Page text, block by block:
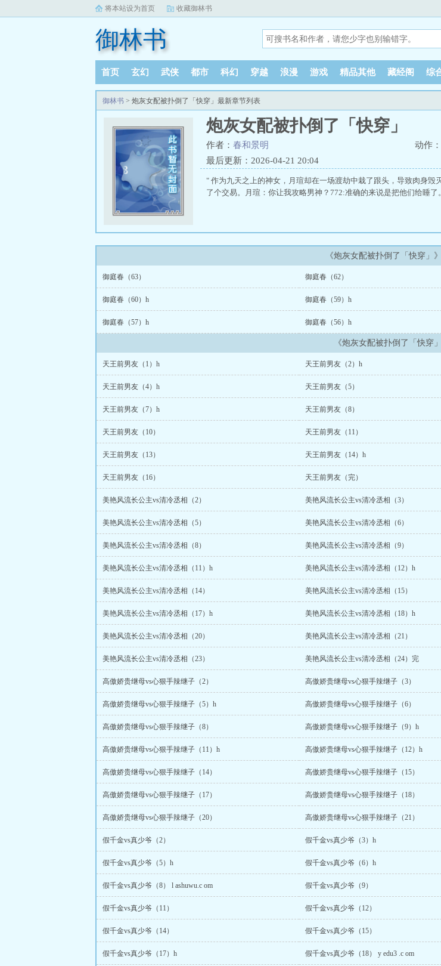
将本站设为首页 收藏御林书
御林书
首页 玄幻 武侠 都市 科幻 穿越 浪漫 游戏 精品其他 藏经阁 综
御林书 > 炮灰女配被扑倒了「快穿」最新章节列表
炮灰女配被扑倒了「快穿」
作者： 春和景明 动作：
最后更新：2026-04-21 20:04
" 作为九天之上的神女，月瑄却在一场渡劫中栽了跟头，导致肉身
了个交易。月瑄：你让我攻略男神？772:准确的来说是把他们给睡了
《炮灰女配被扑倒了「快穿」
御庭春（63） 御庭春（62）
御庭春（60）h 御庭春（59）h
御庭春（57）h 御庭春（56）h
《炮灰女配被扑倒了「快穿
天王前男友（1）h 天王前男友（2）h
天王前男友（4）h 天王前男友（5）
天王前男友（7）h 天王前男友（8）
天王前男友（10） 天王前男友（11）
天王前男友（13） 天王前男友（14）h
天王前男友（16） 天王前男友（完）
美艳风流长公主vs清冷丞相（2） 美艳风流长公主vs清冷丞相（3）
美艳风流长公主vs清冷丞相（5） 美艳风流长公主vs清冷丞相（6）
美艳风流长公主vs清冷丞相（8） 美艳风流长公主vs清冷丞相（9）
美艳风流长公主vs清冷丞相（11）h 美艳风流长公主vs清冷丞相（12）h
美艳风流长公主vs清冷丞相（14） 美艳风流长公主vs清冷丞相（15）
美艳风流长公主vs清冷丞相（17）h 美艳风流长公主vs清冷丞相（18）h
美艳风流长公主vs清冷丞相（20） 美艳风流长公主vs清冷丞相（21）
美艳风流长公主vs清冷丞相（23） 美艳风流长公主vs清冷丞相（24）完
高傲娇贵继母vs心狠手辣继子（2） 高傲娇贵继母vs心狠手辣继子（3）
高傲娇贵继母vs心狠手辣继子（5）h 高傲娇贵继母vs心狠手辣继子（6）
高傲娇贵继母vs心狠手辣继子（8） 高傲娇贵继母vs心狠手辣继子（9）h
高傲娇贵继母vs心狠手辣继子（11）h 高傲娇贵继母vs心狠手辣继子（12）h
高傲娇贵继母vs心狠手辣继子（14） 高傲娇贵继母vs心狠手辣继子（15）
高傲娇贵继母vs心狠手辣继子（17） 高傲娇贵继母vs心狠手辣继子（18）
高傲娇贵继母vs心狠手辣继子（20） 高傲娇贵继母vs心狠手辣继子（21）
假千金vs真少爷（2） 假千金vs真少爷（3）h
假千金vs真少爷（5）h 假千金vs真少爷（6）h
假千金vs真少爷（8） l ashuwu.c om 假千金vs真少爷（9）
假千金vs真少爷（11） 假千金vs真少爷（12）
假千金vs真少爷（14） 假千金vs真少爷（15）
假千金vs真少爷（17）h 假千金vs真少爷（18） y edu3 .c om